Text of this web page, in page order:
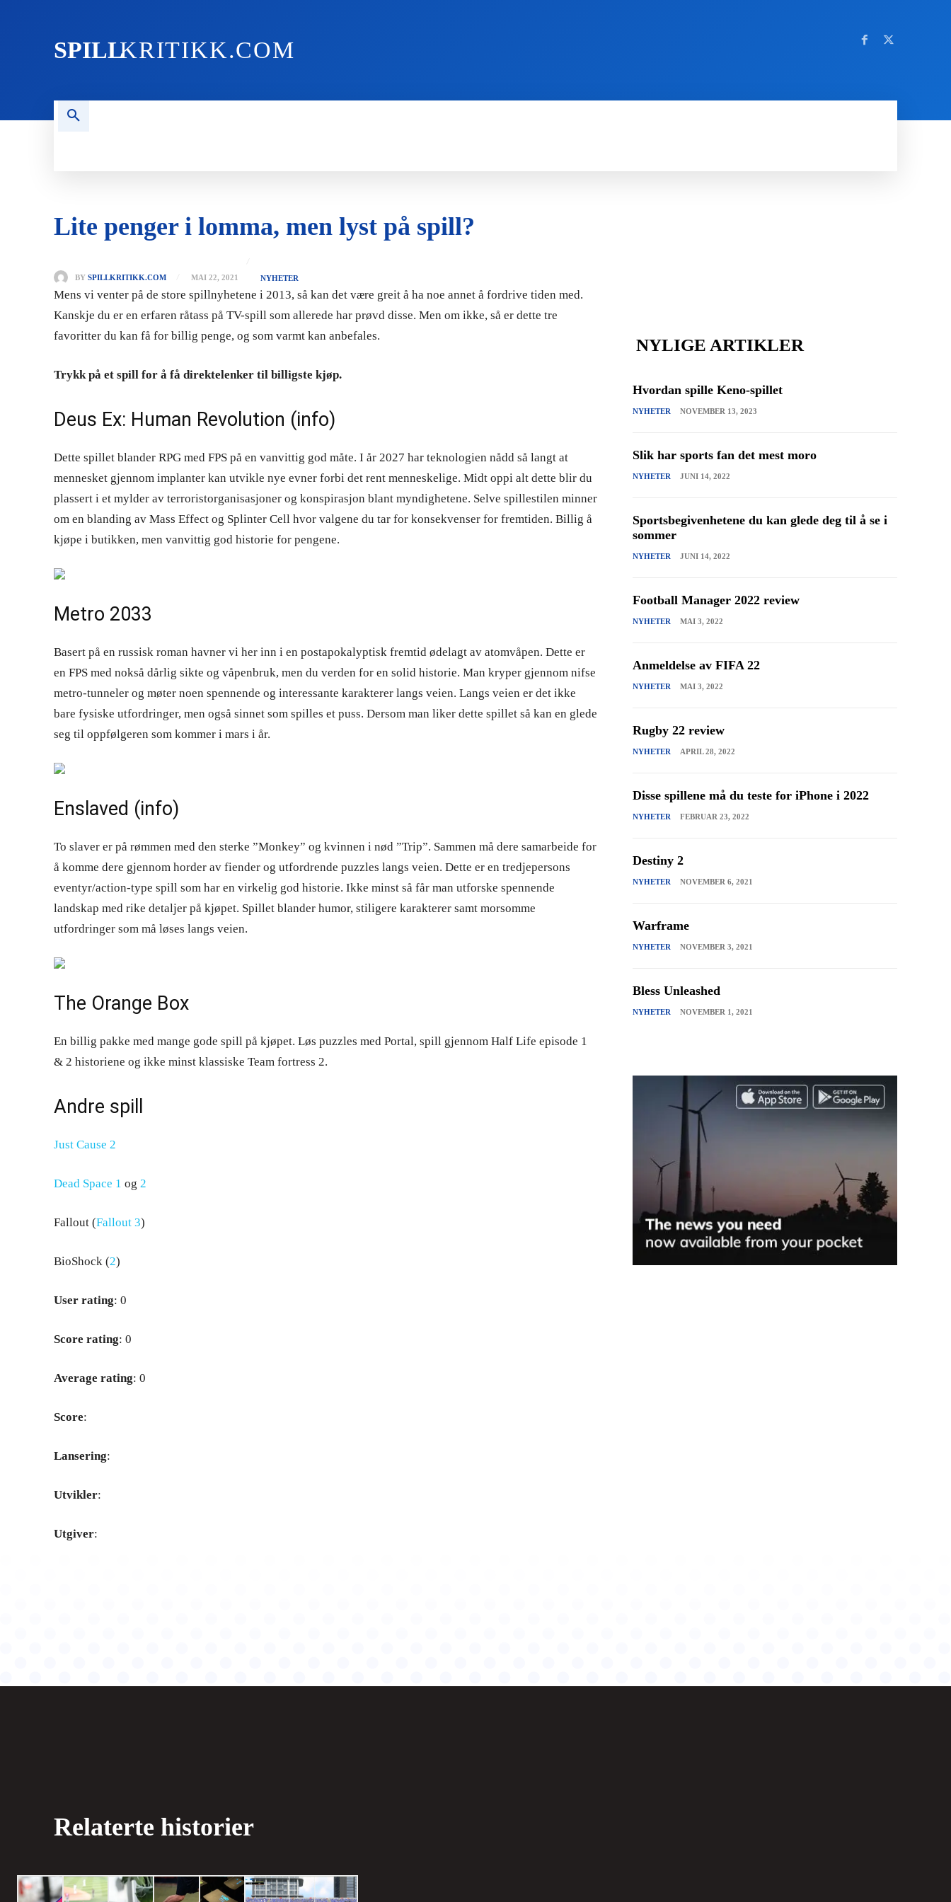
SPILLKRITIKK.COM
Lite penger i lomma, men lyst på spill?
BY SPILLKRITIKK.COM MAI 22, 2021 NYHETER
Mens vi venter på de store spillnyhetene i 2013, så kan det være greit å ha noe annet å fordrive tiden med.
Kanskje du er en erfaren råtass på TV-spill som allerede har prøvd disse. Men om ikke, så er dette tre
favoritter du kan få for billig penge, og som varmt kan anbefales.
Trykk på et spill for å få direktelenker til billigste kjøp.
Deus Ex: Human Revolution (info)
Dette spillet blander RPG med FPS på en vanvittig god måte. I år 2027 har teknologien nådd så langt at
mennesket gjennom implanter kan utvikle nye evner forbi det rent menneskelige. Midt oppi alt dette blir du
plassert i et mylder av terroristorganisasjoner og konspirasjon blant myndighetene. Selve spillestilen minner
om en blanding av Mass Effect og Splinter Cell hvor valgene du tar for konsekvenser for fremtiden. Billig å
kjøpe i butikken, men vanvittig god historie for pengene.
Metro 2033
Basert på en russisk roman havner vi her inn i en postapokalyptisk fremtid ødelagt av atomvåpen. Dette er
en FPS med nokså dårlig sikte og våpenbruk, men du verden for en solid historie. Man kryper gjennom nifse
metro-tunneler og møter noen spennende og interessante karakterer langs veien. Langs veien er det ikke
bare fysiske utfordringer, men også sinnet som spilles et puss. Dersom man liker dette spillet så kan en glede
seg til oppfølgeren som kommer i mars i år.
Enslaved (info)
To slaver er på rømmen med den sterke ”Monkey” og kvinnen i nød ”Trip”. Sammen må dere samarbeide for
å komme dere gjennom horder av fiender og utfordrende puzzles langs veien. Dette er en tredjepersons
eventyr/action-type spill som har en virkelig god historie. Ikke minst så får man utforske spennende
landskap med rike detaljer på kjøpet. Spillet blander humor, stiligere karakterer samt morsomme
utfordringer som må løses langs veien.
The Orange Box
En billig pakke med mange gode spill på kjøpet. Løs puzzles med Portal, spill gjennom Half Life episode 1
& 2 historiene og ikke minst klassiske Team fortress 2.
Andre spill
Just Cause 2
Dead Space 1 og 2
Fallout (Fallout 3)
BioShock (2)
User rating: 0
Score rating: 0
Average rating: 0
Score:
Lansering:
Utvikler:
Utgiver:
NYLIGE ARTIKLER
Hvordan spille Keno-spillet
NYHETER NOVEMBER 13, 2023
Slik har sports fan det mest moro
NYHETER JUNI 14, 2022
Sportsbegivenhetene du kan glede deg til å se i
sommer
NYHETER JUNI 14, 2022
Football Manager 2022 review
NYHETER MAI 3, 2022
Anmeldelse av FIFA 22
NYHETER MAI 3, 2022
Rugby 22 review
NYHETER APRIL 28, 2022
Disse spillene må du teste for iPhone i 2022
NYHETER FEBRUAR 23, 2022
Destiny 2
NYHETER NOVEMBER 6, 2021
Warframe
NYHETER NOVEMBER 3, 2021
Bless Unleashed
NYHETER NOVEMBER 1, 2021
Relaterte historier